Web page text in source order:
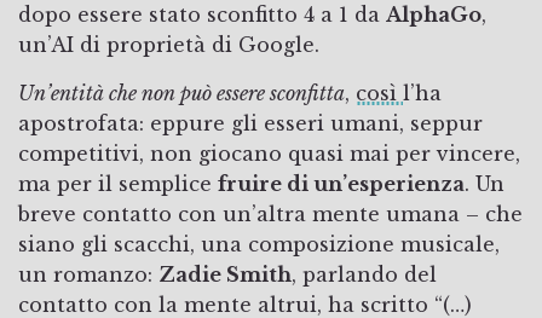
dopo essere stato sconfitto 4 a 1 da AlphaGo,
un’AI di proprietà di Google.
Un’entità che non può essere sconfitta, così l’ha
apostrofata: eppure gli esseri umani, seppur
competitivi, non giocano quasi mai per vincere,
ma per il semplice fruire di un’esperienza. Un
breve contatto con un’altra mente umana – che
siano gli scacchi, una composizione musicale,
un romanzo: Zadie Smith, parlando del
contatto con la mente altrui, ha scritto “(…)